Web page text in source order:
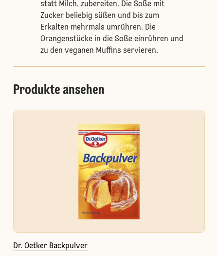
statt Milch, zubereiten. Die Soße mit
Zucker beliebig süßen und bis zum
Erkalten mehrmals umrühren. Die
Orangenstücke in die Soße einrühren und
zu den veganen Muffins servieren.
Produkte ansehen
Dr. Oetker Backpulver